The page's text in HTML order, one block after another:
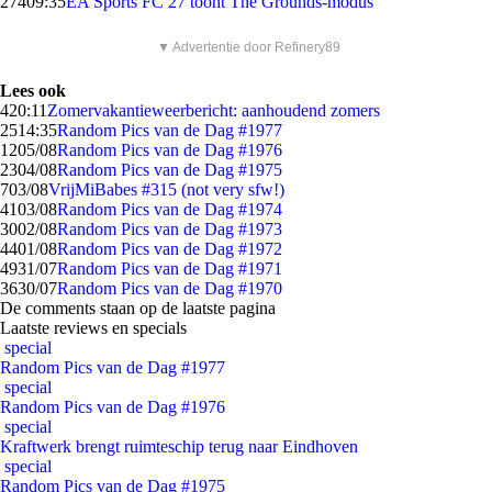
▼ Advertentie door Refinery89
Lees ook
420:11 Zomervakantieweerbericht: aanhoudend zomers
2514:35Random Pics van de Dag #1977
1205/08Random Pics van de Dag #1976
2304/08Random Pics van de Dag #1975
703/08VrijMiBabes #315 (not very sfw!)
4103/08Random Pics van de Dag #1974
3002/08Random Pics van de Dag #1973
4401/08Random Pics van de Dag #1972
4931/07Random Pics van de Dag #1971
3630/07Random Pics van de Dag #1970
De comments staan op de laatste pagina
Laatste reviews en specials
special
Random Pics van de Dag #1977
special
Random Pics van de Dag #1976
special
Kraftwerk brengt ruimteschip terug naar Eindhoven
special
Random Pics van de Dag #1975